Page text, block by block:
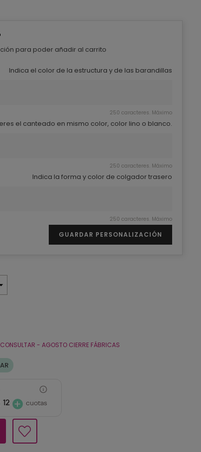
para poder añadir al carrito
Indica el color de la estructura y de las barandillas
250 caracteres. Máximo
el canteado en mismo color, color lino o blanco.
250 caracteres. Máximo
Indica la forma y color de colgador trasero
250 caracteres. Máximo
GUARDAR PERSONALIZACIÓN
- AGOSTO CIERRE FÁBRICAS
12 cuotas